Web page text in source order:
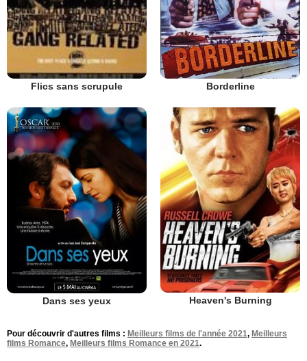
Flics sans scrupule Borderline
Dans ses yeux Heaven's Burning
Pour découvrir d'autres films : Meilleurs films de l'année 2021, Meilleurs
films Romance, Meilleurs films Romance en 2021.